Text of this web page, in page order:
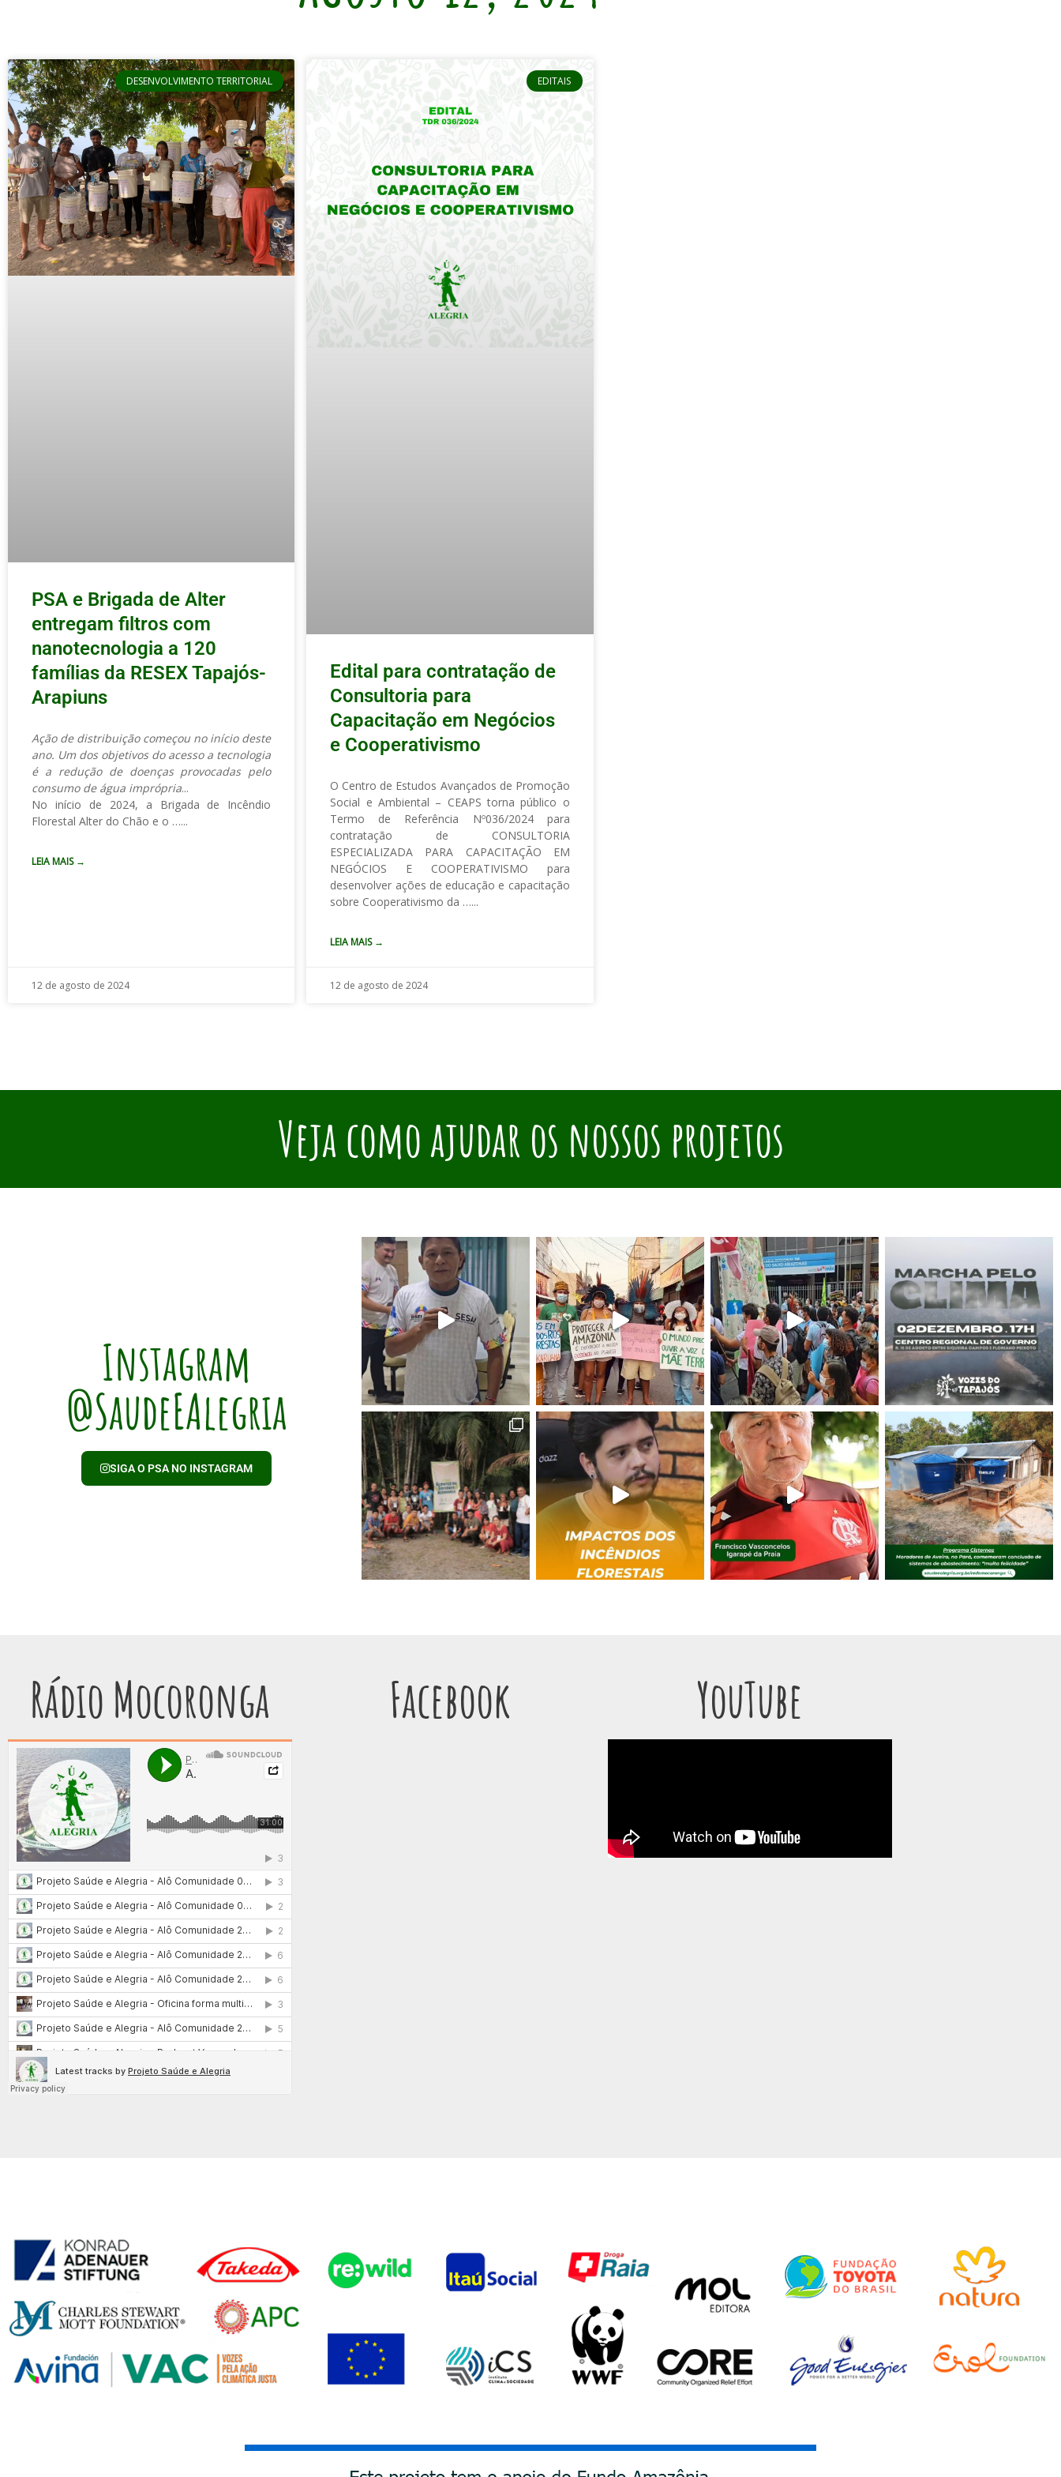
DESENVOLVIMENTO TERRITORIAL
PSA e Brigada de Alter
entregam filtros com
nanotecnologia a 120
famílias da RESEX Tapajós-
Arapiuns
Ação de distribuição começou no início deste
ano. Um dos objetivos do acesso a tecnologia
é a redução de doenças provocadas pelo
consumo de água imprópria
No início de 2024, a Brigada de Incêndio
Florestal Alter do Chão e o …
LEIA MAIS →
12 de agosto de 2024
EDITAIS
Edital para contratação de
Consultoria para
Capacitação em Negócios
e Cooperativismo
O Centro de Estudos Avançados de Promoção
Social e Ambiental – CEAPS torna público o
Termo de Referência Nº036/2024 para
contratação de CONSULTORIA
ESPECIALIZADA PARA CAPACITAÇÃO EM
NEGÓCIOS E‬ COOPERATIVISMO para
desenvolver‬‭ ações‬‭ de‬‭ educação‬‭ e‬‭ capacitação‬‭
sobre‬‭ Cooperativismo‬ da‬‭ …
LEIA MAIS →
12 de agosto de 2024
Veja como ajudar os nossos projetos
Instagram
@SaudeEAlegria
SIGA O PSA NO INSTAGRAM
Rádio Mocoronga Facebook YouTube